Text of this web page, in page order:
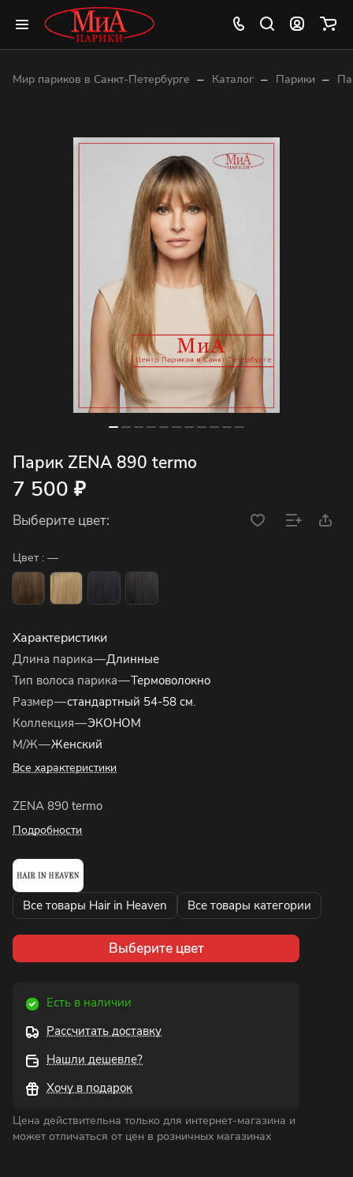
Мир париков в Санкт-Петербурге – Каталог – Парики –
Парик ZENA 890 termo
7 500 ₽
Выберите цвет:
Цвет : —
Характеристики
Длина парика—Длинные
Тип волоса парика—Термоволокно
Размер—стандартный 54-58 см.
Коллекция—ЭКОНОМ
М/Ж—Женский
Все характеристики
ZENA 890 termo
Подробности
Все товары Hair in Heaven Все товары категории
Выберите цвет
Есть в наличии
Рассчитать доставку
Нашли дешевле?
Хочу в подарок
Цена действительна только для интернет-магазина и
может отличаться от цен в розничных магазинах